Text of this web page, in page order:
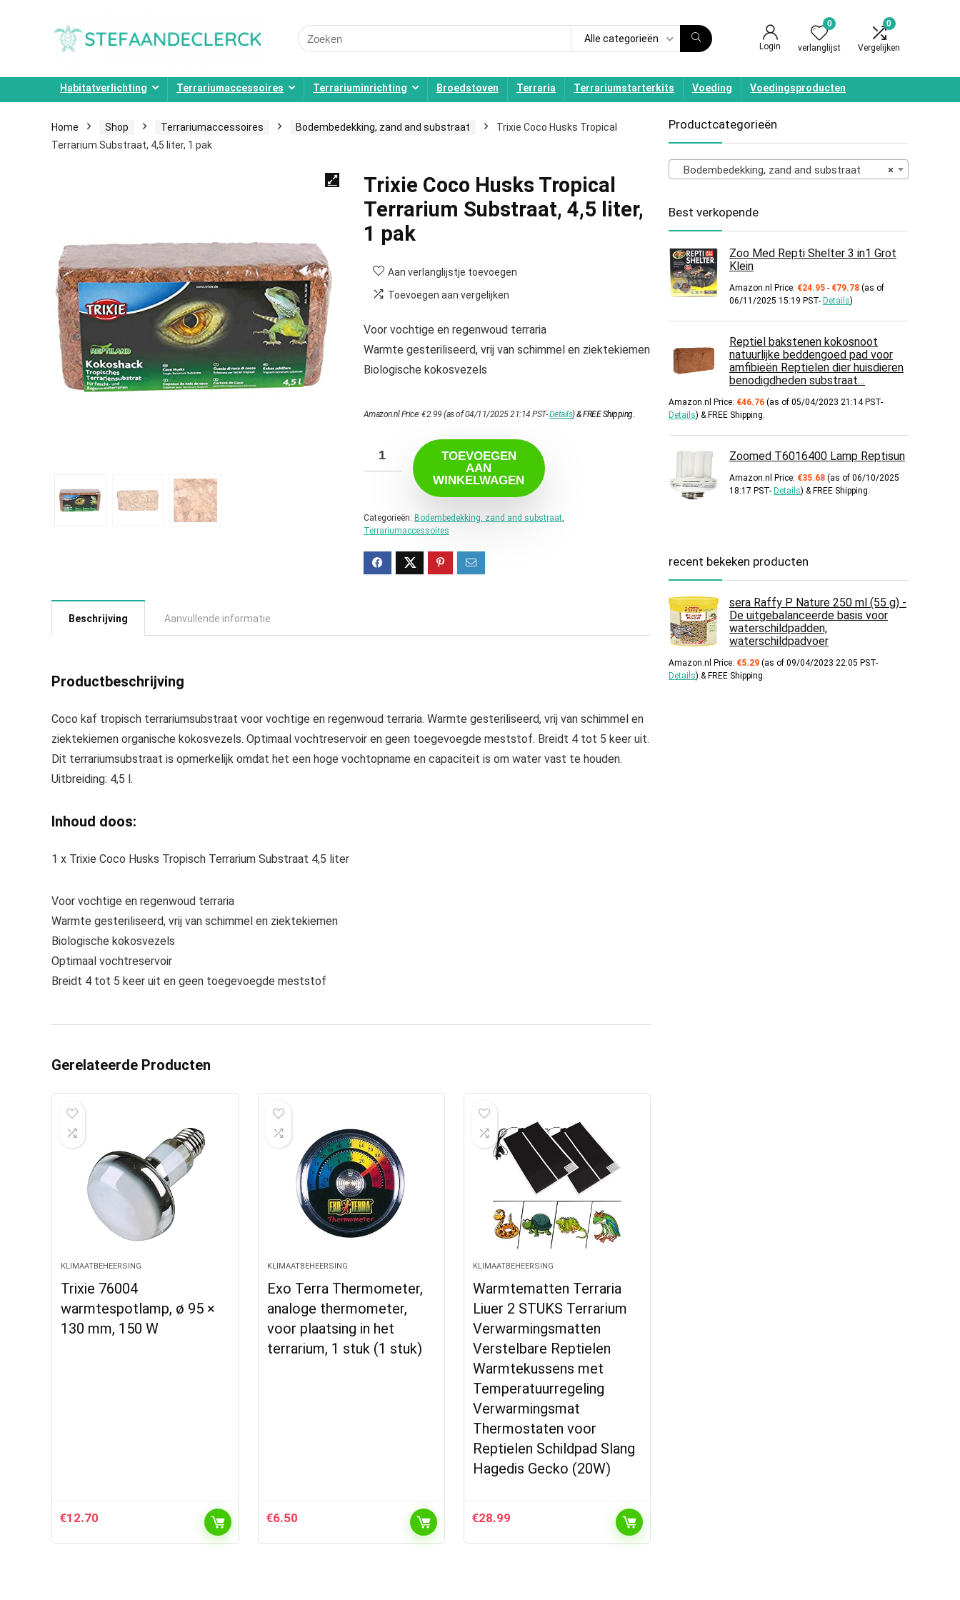
Search
for:
Alle categorieën
Login
0
verlanglijst
0
Vergelijken
Habitatverlichting Terrariumaccessoires Terrariuminrichting Broedstoven Terraria Terrariumstarterkits Voeding Voedingsproducten
Home Shop Terrariumaccessoires Bodembedekking, zand and substraat
Trixie Coco Husks Tropical
Terrarium Substraat, 4,5 liter, 1 pak
Trixie Coco Husks Tropical
Terrarium Substraat, 4,5 liter,
1 pak
Aan verlanglijstje toevoegen
Toevoegen aan vergelijken
Voor vochtige en regenwoud terraria
Warmte gesteriliseerd, vrij van schimmel en ziektekiemen
Biologische kokosvezels
Amazon.nl Price:€2.99 (as of 04/11/2025 21:14 PST-Details)&FREE Shipping.
TOEVOEGEN
AAN
WINKELWAGEN
Categorieën: Bodembedekking, zand and substraat,
Terrariumaccessoires
Beschrijving Aanvullende informatie
Productbeschrijving
Coco kaf tropisch terrariumsubstraat voor vochtige en regenwoud terraria. Warmte gesteriliseerd, vrij van schimmel en
ziektekiemen organische kokosvezels. Optimaal vochtreservoir en geen toegevoegde meststof. Breidt 4 tot 5 keer uit.
Dit terrariumsubstraat is opmerkelijk omdat het een hoge vochtopname en capaciteit is om water vast te houden.
Uitbreiding: 4,5 l.
Inhoud doos:
1 x Trixie Coco Husks Tropisch Terrarium Substraat 4,5 liter
Voor vochtige en regenwoud terraria
Warmte gesteriliseerd, vrij van schimmel en ziektekiemen
Biologische kokosvezels
Optimaal vochtreservoir
Breidt 4 tot 5 keer uit en geen toegevoegde meststof
Gerelateerde Producten
KLIMAATBEHEERSING
Trixie 76004
warmtespotlamp, ø 95 ×
130 mm, 150 W
€12.70
KLIMAATBEHEERSING
Exo Terra Thermometer,
analoge thermometer,
voor plaatsing in het
terrarium, 1 stuk (1 stuk)
€6.50
KLIMAATBEHEERSING
Warmtematten Terraria
Liuer 2 STUKS Terrarium
Verwarmingsmatten
Verstelbare Reptielen
Warmtekussens met
Temperatuurregeling
Verwarmingsmat
Thermostaten voor
Reptielen Schildpad Slang
Hagedis Gecko (20W)
€28.99
Productcategorieën
×
Bodembedekking, zand and substraat
Best verkopende
Zoo Med Repti Shelter 3 in1 Grot
Klein
Amazon.nl Price: €24.95 - €79.78Prijsklasse:
€24.95
(as of
06/11/2025 15:19 PST- Details)
Reptiel bakstenen kokosnoot
natuurlijke beddengoed pad voor
amfibieën Reptielen dier huisdieren
benodigdheden substraat…
Amazon.nl Price: €46.76 (as of 05/04/2023 21:14 PST-
Details) & FREE Shipping.
Zoomed T6016400 Lamp Reptisun
Amazon.nl Price: €35.68 (as of 06/10/2025
18:17 PST- Details) & FREE Shipping.
recent bekeken producten
sera Raffy P Nature 250 ml (55 g) -
De uitgebalanceerde basis voor
waterschildpadden,
waterschildpadvoer
Amazon.nl Price: €5.29 (as of 09/04/2023 22:05 PST-
Details) & FREE Shipping.